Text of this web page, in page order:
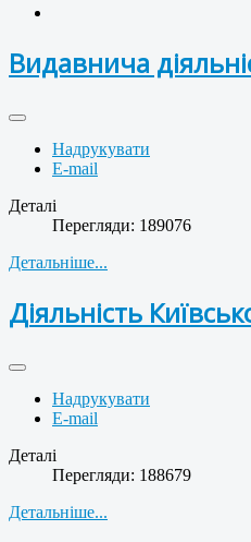
Видавнича
Надрукувати
E-mail
Деталі
Перегляди: 189076
Детальніше...
Діяльність
Надрукувати
E-mail
Деталі
Перегляди: 188679
Детальніше...